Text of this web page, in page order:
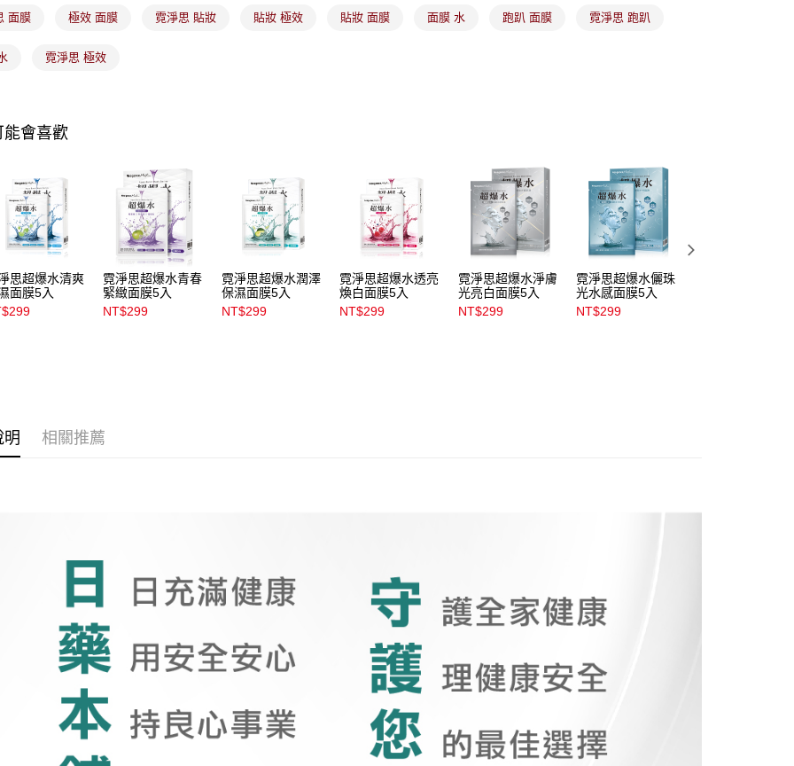
3.實際核准額度、可分期數及費用金額請依後續交易確認頁面所載為準。
1.本服務係由「台灣大哥大股份有限公司」（以下簡稱本公司）所提供，讓
用戶於交易時，得透過本服務購買商品或服務，並由商店將買賣／分期付
款買賣價金債權讓與本公司後，依約使用本公司帳單繳交帳款。
2.基於同意付款使用「大哥付你分期」之契約關係目的，商店將以您的個人
資料（包含姓名、電話或地址）提供予台灣大哥大進項蒐集、處理及利
用，由本公司與您本人進行分期帳單所需資料之確認、核對及更正。
3.完整用戶服務條款，請詳閱以下連結：https://oppay.tw/userRule
每筆NT$100，滿NT$899(含以上)免運費
付款後7-11取貨
每筆NT$100，滿NT$899(含以上)免運費
每筆NT$100，滿NT$899(含以上)免運費
面膜 極效 面膜 霓淨思 貼妝 貼妝 極效 貼妝 面膜 面膜 水 跑趴 面膜 霓淨思 跑趴
霓淨思 極效
能會喜歡
思超爆水清爽
面膜5入
霓淨思超爆水青春
緊緻面膜5入
NT$299
霓淨思超爆水潤澤
保濕面膜5入
NT$299
霓淨思超爆水透亮
煥白面膜5入
NT$299
霓淨思超爆水淨膚
光亮白面膜5入
NT$299
霓淨思超爆水儷珠
光水感面膜5入
NT$299
明 相關推薦